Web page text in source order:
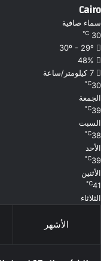
Cairo
سماء صافية
30
℃
48%
7 كيلومتر/ساعة
30
℃
الجمعة
39
℃
السبت
38
℃
الأحد
39
℃
الأثنين
41
℃
الثلاثاء
الأشهر